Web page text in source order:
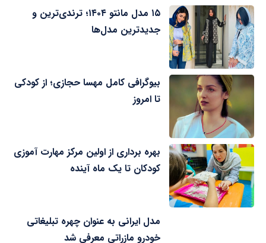
۱۵ مدل مانتو ۱۴۰۴؛ ترندی‌ترین و
جدیدترین مدل‌ها
بیوگرافی کامل مهسا حجازی؛ از کودکی
تا امروز
بهره برداری از اولین مرکز مهارت آموزی
کودکان تا یک ماه آینده
مدل ایرانی به عنوان چهره تبلیغاتی
خودرو مازراتی معرفی شد